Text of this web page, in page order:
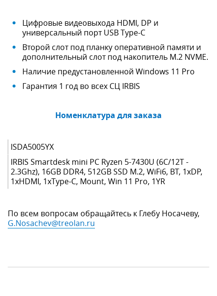
Цифровые видеовыхода HDMI, DP и
универсальный порт USB Type-C
Второй слот под планку оперативной памяти и
дополнительный слот под накопитель M.2 NVME.
Наличие предустановленной Windows 11 Pro
Гарантия 1 год во всех СЦ IRBIS
Номенклатура для заказа
ISDA5005YX
IRBIS Smartdesk mini PC Ryzen 5-7430U (6C/12T -
2.3Ghz), 16GB DDR4, 512GB SSD M.2, WiFi6, BT, 1xDP,
1xHDMI, 1xType-C, Mount, Win 11 Pro, 1YR
По всем вопросам обращайтесь к Глебу Носачеву,
G.Nosachev@treolan.ru